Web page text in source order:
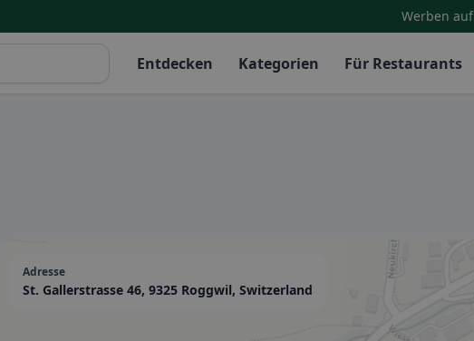
Werben
Entdecken Kategorien Für Restaurants
Adresse
St. Gallerstrasse 46, 9325 Roggwil, Switzerland